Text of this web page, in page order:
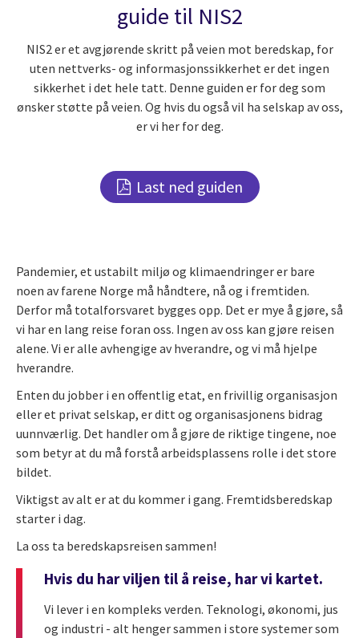
guide til NIS2
NIS2 er et avgjørende skritt på veien mot beredskap, for
uten nettverks- og informasjonssikkerhet er det ingen
sikkerhet i det hele tatt. Denne guiden er for deg som
ønsker støtte på veien. Og hvis du også vil ha selskap av oss,
er vi her for deg.
Last ned guiden
Pandemier, et ustabilt miljø og klimaendringer er bare
noen av farene Norge må håndtere, nå og i fremtiden.
Derfor må totalforsvaret bygges opp. Det er mye å gjøre, så
vi har en lang reise foran oss. Ingen av oss kan gjøre reisen
alene. Vi er alle avhengige av hverandre, og vi må hjelpe
hverandre.
Enten du jobber i en offentlig etat, en frivillig organisasjon
eller et privat selskap, er ditt og organisasjonens bidrag
uunnværlig. Det handler om å gjøre de riktige tingene, noe
som betyr at du må forstå arbeidsplassens rolle i det store
bildet.
Viktigst av alt er at du kommer i gang. Fremtidsberedskap
starter i dag.
La oss ta beredskapsreisen sammen!
Hvis du har viljen til å reise, har vi kartet.
Vi lever i en kompleks verden. Teknologi, økonomi, jus
og industri - alt henger sammen i store systemer som